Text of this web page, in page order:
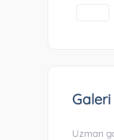
Galeri
Uzman